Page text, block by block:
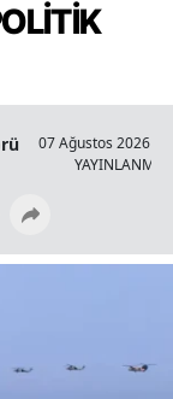
07 Ağustos 2026 -
YAYINLANMA